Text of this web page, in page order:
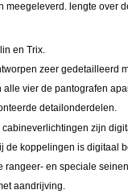
meegeleverd. lengte over
en Trix.
zeer gedetailleerd
alle vier de pantografen
detailonderdelen.
zijn
de koppelingen is digitaal
rangeer- en speciale
aandrijving.